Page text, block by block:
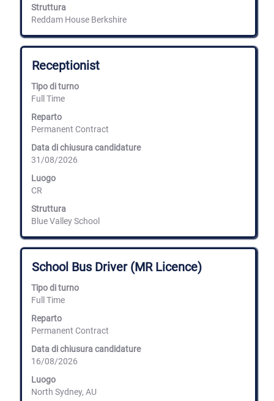
Struttura
Reddam House Berkshire
delle
informazioni
Titolo
Receptionist
Tipo di turno
Full Time
Reparto
Permanent Contract
Data di chiusura candidature
31/08/2026
Luogo
CR
Struttura
Blue Valley School
Effettuare
una
selezione
con
barra
spaziatrice
visualizzare
i
integrali
delle
informazioni
lavoro.
Titolo
School Bus Driver (MR Licence)
Tipo di turno
Full Time
Reparto
Permanent Contract
Data di chiusura candidature
16/08/2026
Luogo
North Sydney, AU
Effettuare
una
selezione
con
barra
spaziatrice
visualizzare
i
integrali
delle